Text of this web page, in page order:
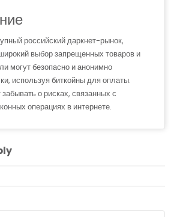
российский даркнет-рынок,
выбор запрещенных товаров и
могут безопасно и анонимно
используя биткойны для оплаты.
о рисках, связанных с
операциях в интернете.